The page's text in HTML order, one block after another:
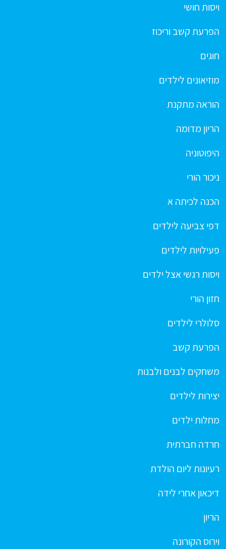
ויסות חושי
הפרעת קשב וריכוז
חוגים
מוזיאונים לילדים
הוראה מתקנת
הריון מדומה
היפוטוניה
ניכור הורי
הכנה לכיתה א
דפי צביעה לילדים
פעילויות לילדים
ויסות רגשי אצל ילדים
חזון הורי
סלולרי לילדים
הפרעת קשב
משחקים לבנים ולבנות
יצירות לילדים
מחלות ילדים
חרדה חברתית
רעיונות ליום הולדת
דיכאון אחרי לידה
הריון
וירוס הקורונה